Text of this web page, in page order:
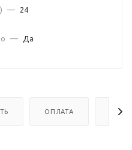
—
24
— Да
ОПЛАТА